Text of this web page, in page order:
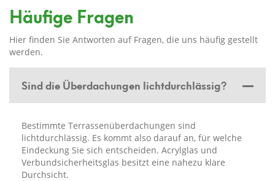
Häufige Fragen
Hier finden Sie Antworten auf Fragen, die uns häufig gestellt
werden.
Sind die Überdachungen lichtdurchlässig?
Bestimmte Terrassenüberdachungen sind
lichtdurchlässig. Es kommt also darauf an, für welche
Eindeckung Sie sich entscheiden. Acrylglas und
Verbundsicherheitsglas besitzt eine nahezu klare
Durchsicht.